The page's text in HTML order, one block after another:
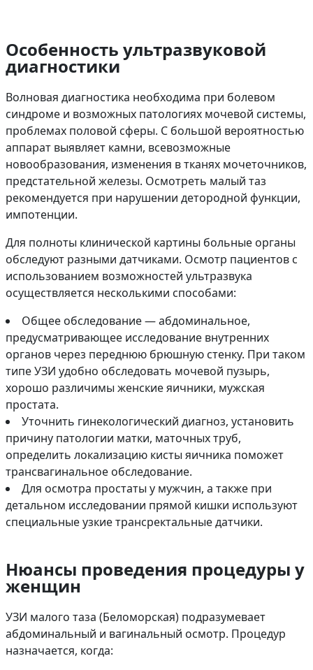
Особенность ультразвуковой
диагностики
Волновая диагностика необходима при болевом
синдроме и возможных патологиях мочевой системы,
проблемах половой сферы. С большой вероятностью
аппарат выявляет камни, всевозможные
новообразования, изменения в тканях мочеточников,
предстательной железы. Осмотреть малый таз
рекомендуется при нарушении детородной функции,
импотенции.
Для полноты клинической картины больные органы
обследуют разными датчиками. Осмотр пациентов с
использованием возможностей ультразвука
осуществляется несколькими способами:
Общее обследование — абдоминальное,
предусматривающее исследование внутренних
органов через переднюю брюшную стенку. При таком
типе УЗИ удобно обследовать мочевой пузырь,
хорошо различимы женские яичники, мужская
простата.
Уточнить гинекологический диагноз, установить
причину патологии матки, маточных труб,
определить локализацию кисты яичника поможет
трансвагинальное обследование.
Для осмотра простаты у мужчин, а также при
детальном исследовании прямой кишки используют
специальные узкие трансректальные датчики.
Нюансы проведения процедуры у
женщин
УЗИ малого таза (Беломорская) подразумевает
абдоминальный и вагинальный осмотр. Процедур
назначается, когда: